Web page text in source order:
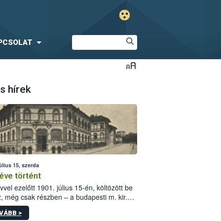
hírek
15, szerda
történt
ezelőtt 1901. július 15-én, költözött be
még csak részben – a budapesti m. kir.
állomás a Kis Rókus utca
alatti, Czigler Győző által tervezett új
>